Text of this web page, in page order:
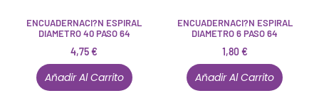
ENCUADERNACI?N ESPIRAL
DIAMETRO 40 PASO 64
4,75€
Añadir Al Carrito
ENCUADERNACI?N ESPIRAL
DIAMETRO 6 PASO 64
1,80€
Añadir Al Carrito